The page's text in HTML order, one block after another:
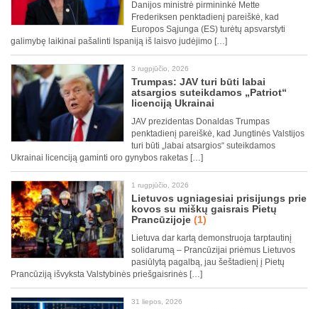
Danijos ministrė pirmininkė Mette
Frederiksen penktadienį pareiškė, kad
Europos Sąjunga (ES) turėtų apsvarstyti
galimybę laikinai pašalinti Ispaniją iš laisvo judėjimo […]
3 rugpjūčio, 2026
Trumpas: JAV turi būti labai
atsargios suteikdamos „Patriot“
licenciją Ukrainai
JAV prezidentas Donaldas Trumpas
penktadienį pareiškė, kad Jungtinės Valstijos
turi būti „labai atsargios“ suteikdamos
Ukrainai licenciją gaminti oro gynybos raketas […]
1 rugpjūčio, 2026
Lietuvos ugniagesiai prisijungs prie
kovos su miškų gaisrais Pietų
Prancūzijoje (1)
Lietuva dar kartą demonstruoja tarptautinį
solidarumą – Prancūzijai priėmus Lietuvos
pasiūlytą pagalbą, jau šeštadienį į Pietų
Prancūziją išvyksta Valstybinės priešgaisrinės […]
31 liepos, 2026